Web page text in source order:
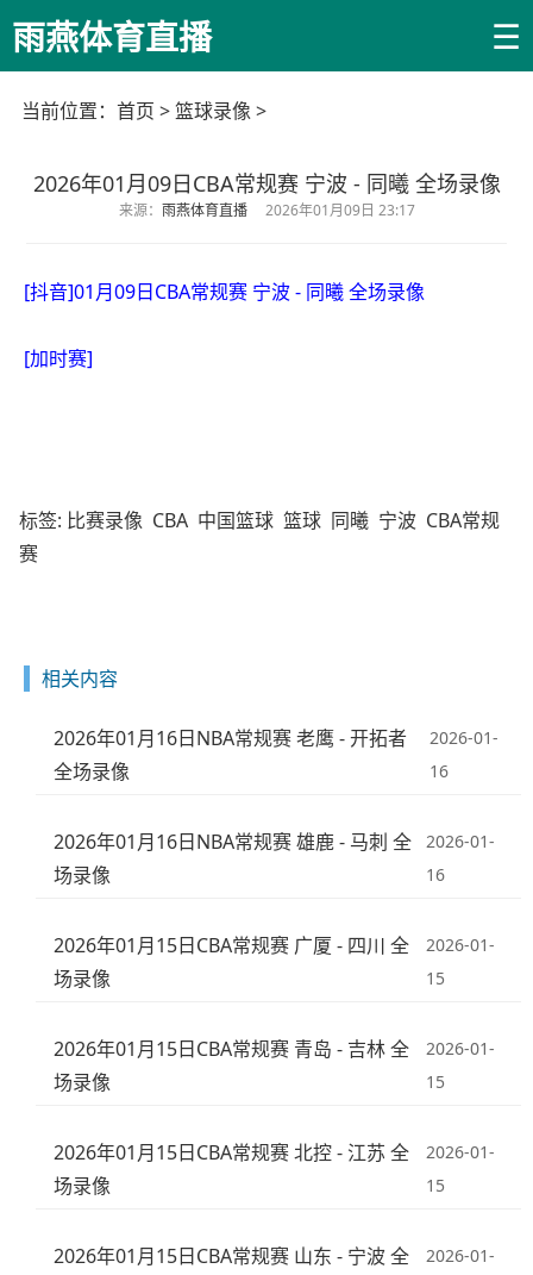
雨燕体育直播 ☰
当前位置： 首页 >篮球录像 >
2026年01月09日CBA常规赛 宁波 - 同曦 全场录像
来源： 雨燕体育直播 2026年01月09日 23:17
[抖音]01月09日CBA常规赛 宁波 - 同曦 全场录像
[加时赛]
标签: 比赛录像 CBA 中国篮球 篮球 同曦 宁波 CBA常规
赛
相关内容
2026年01月16日NBA常规赛 老鹰 - 开拓者
全场录像
2026-01-
16
2026年01月16日NBA常规赛 雄鹿 - 马刺 全
场录像
2026-01-
16
2026年01月15日CBA常规赛 广厦 - 四川 全
场录像
2026-01-
15
2026年01月15日CBA常规赛 青岛 - 吉林 全
场录像
2026-01-
15
2026年01月15日CBA常规赛 北控 - 江苏 全
场录像
2026-01-
15
2026年01月15日CBA常规赛 山东 - 宁波 全
2026-01-